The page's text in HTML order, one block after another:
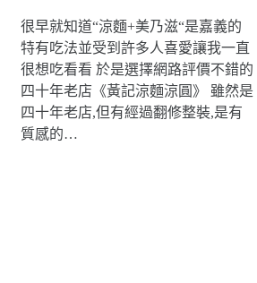
很早就知道“涼麵+美乃滋“是嘉義的
特有吃法並受到許多人喜愛讓我一直
很想吃看看 於是選擇網路評價不錯的
四十年老店《黃記涼麵涼圓》 雖然是
四十年老店,但有經過翻修整裝,是有
質感的…